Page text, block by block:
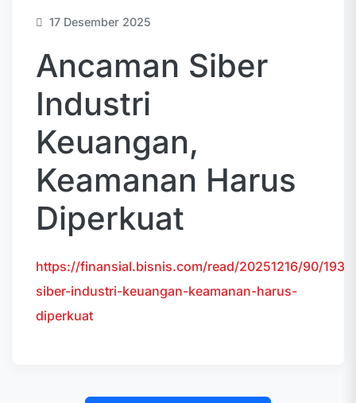
17 Desember 2025
Ancaman Siber
Industri
Keuangan,
Keamanan Harus
Diperkuat
https://finansial.bisnis.com/read/20251216/90/
siber-industri-keuangan-keamanan-harus-
diperkuat